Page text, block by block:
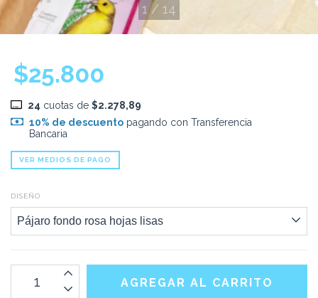
1/ 14
$25.800
24 cuotas de $2.278,89
10% de descuentopagando con Transferencia
Bancaria
VER MEDIOS DE PAGO
DISEÑO